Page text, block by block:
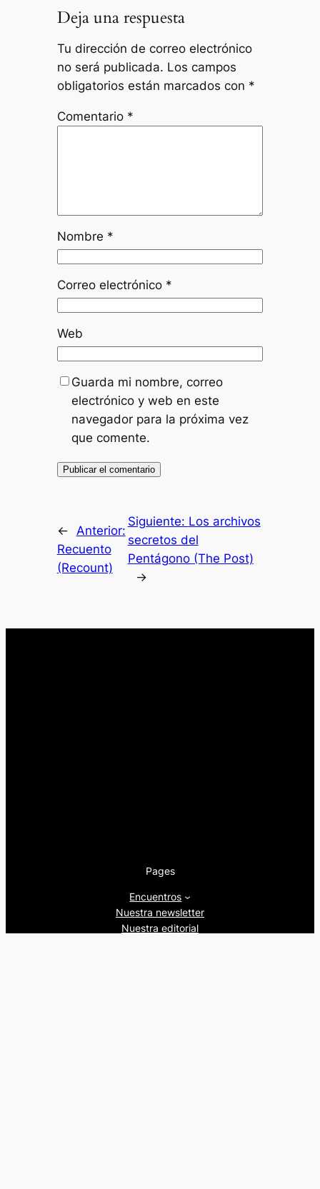
Deja una respuesta
Tu dirección de correo electrónico
no será publicada. Los campos
obligatorios están marcados con *
Comentario *
Nombre *
Correo electrónico *
Web
Guarda mi nombre, correo
electrónico y web en este
navegador para la próxima vez
que comente.
← Anterior:
Recuento
(Recount)
Siguiente: Los archivos
secretos del
Pentágono (The Post)
→
Pages
Encuentros
Nuestra newsletter
Nuestra editorial